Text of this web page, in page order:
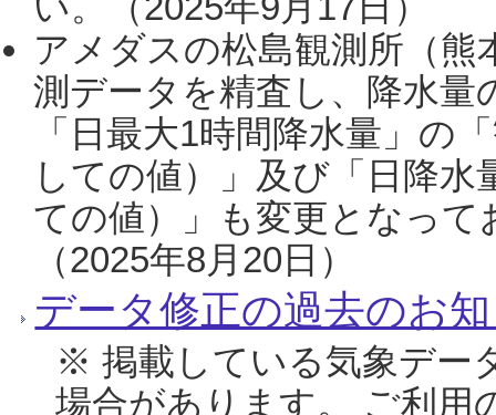
アメダスの松島観測所（熊
測データを精査し、降水
「日最大1時間降水量」の
しての値）」及び「日降
ての値）」も変更となっ
（2025年8月20日）
データ修正の過去のお
※ 掲載している気象デー
場合があります。 ご利用